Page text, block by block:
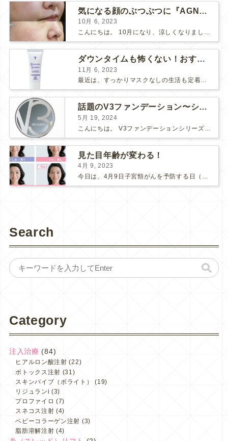
気になる顔のぶつぶつに『AGNES』
10月 6, 2023
こんにちは。 10月になり、涼しくなりましたね。 先日、美味しい栗が届いたので栗ご飯を作りました。 お米3合にお水を入れて、 料理酒大さじ2、塩小さじ1、栗を大量に投入！ 美味しくで...
ダウンタイムも怖くない！おすすめコスメ2選！
11月 6, 2023
最近は、すっかりマスクなしの生活も定着してきましたね。 マスク必須の時は面倒だし、息苦しいし、早くマスクなしの生活に戻らないかな～と思っていましたが、そんなマスク生活にもメリットがありました。そ...
話題のV3ファンデーション〜シャイニングVSブリリアント〜
5月 19, 2024
見た目年齢が変わる！
4月 9, 2023
今日は、4月9日子宮頸がんを予防する日（子宮の日）です。 ここ数年、新型コロナの影響で、子宮頸がん検診にも受診控えが起こってしまっているそうです。 検診間隔が空いてしまう事で、もしがんが発見さ...
Search
Category
注入治療 (84)
ヒアルロン酸注射 (22)
ボトックス注射 (31)
スキンバイブ（ボライト）
(19)
リジュランi (3)
プロファイロ (7)
スネコス注射 (4)
ベビーコラーゲン注射 (3)
脂肪溶解注射 (4)